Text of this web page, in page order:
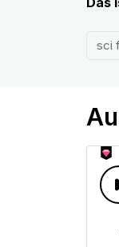
sci